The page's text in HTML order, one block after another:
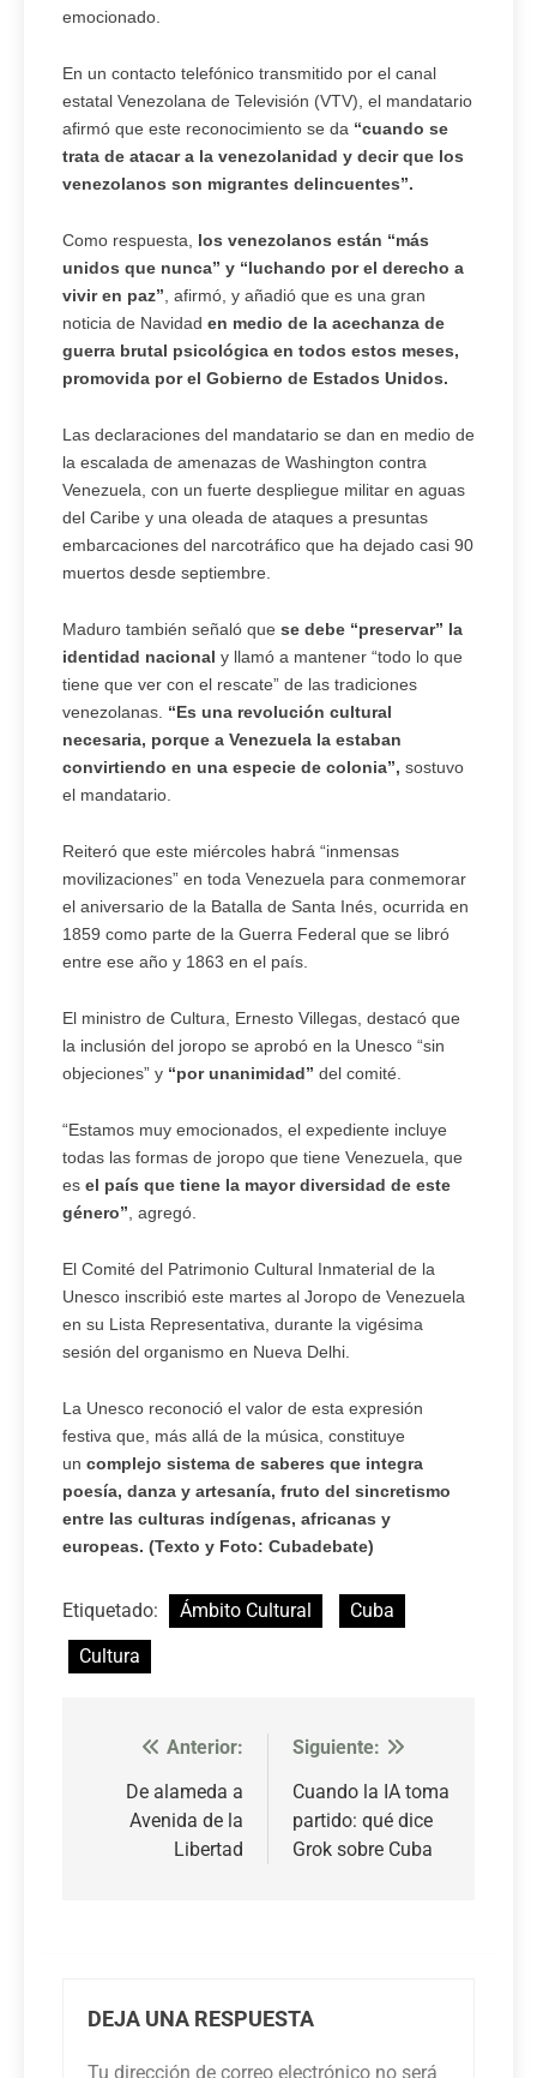
emocionado.
En un contacto telefónico transmitido por el canal
estatal Venezolana de Televisión (VTV), el mandatario
afirmó que este reconocimiento se da “cuando se
trata de atacar a la venezolanidad y decir que los
venezolanos son migrantes delincuentes”.
Como respuesta, los venezolanos están “más
unidos que nunca” y “luchando por el derecho a
vivir en paz” , afirmó, y añadió que es una gran
noticia de Navidad en medio de la acechanza de
guerra brutal psicológica en todos estos meses,
promovida por el Gobierno de Estados Unidos.
Las declaraciones del mandatario se dan en medio de
la escalada de amenazas de Washington contra
Venezuela, con un fuerte despliegue militar en aguas
del Caribe y una oleada de ataques a presuntas
embarcaciones del narcotráfico que ha dejado casi 90
muertos desde septiembre.
Maduro también señaló que se debe “preservar” la
identidad nacional y llamó a mantener “todo lo que
tiene que ver con el rescate” de las tradiciones
venezolanas. “Es una revolución cultural
necesaria, porque a Venezuela la estaban
convirtiendo en una especie de colonia”, sostuvo
el mandatario.
Reiteró que este miércoles habrá “inmensas
movilizaciones” en toda Venezuela para conmemorar
el aniversario de la Batalla de Santa Inés, ocurrida en
1859 como parte de la Guerra Federal que se libró
entre ese año y 1863 en el país.
El ministro de Cultura, Ernesto Villegas, destacó que
la inclusión del joropo se aprobó en la Unesco “sin
objeciones” y “por unanimidad” del comité.
“Estamos muy emocionados, el expediente incluye
todas las formas de joropo que tiene Venezuela, que
es el país que tiene la mayor diversidad de este
género” , agregó.
El Comité del Patrimonio Cultural Inmaterial de la
Unesco inscribió este martes al Joropo de Venezuela
en su Lista Representativa, durante la vigésima
sesión del organismo en Nueva Delhi.
La Unesco reconoció el valor de esta expresión
festiva que, más allá de la música, constituye
un complejo sistema de saberes que integra
poesía, danza y artesanía, fruto del sincretismo
entre las culturas indígenas, africanas y
europeas. (Texto y Foto: Cubadebate)
Etiquetado: Ámbito Cultural
Cuba
Cultura
Navegación
entradas
Anterior:
De alameda a
Avenida de la
Libertad
Siguiente:
Cuando la IA toma
partido: qué dice
Grok sobre Cuba
DEJA UNA RESPUESTA
Tu dirección de correo electrónico no será